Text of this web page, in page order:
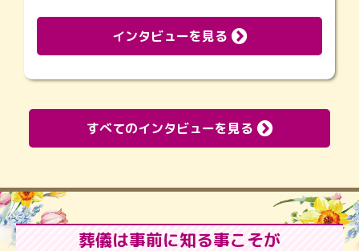
インタビューを見る
すべてのインタビューを見る
葬儀は事前に知る事こそが